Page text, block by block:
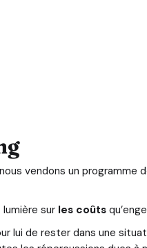
vendons un programme
surles coûts
lui de rester dans une